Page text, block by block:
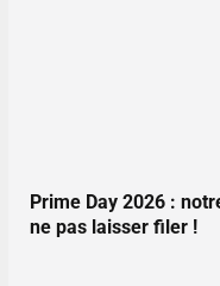
Prime Day 2026 :
ne pas laisser filer !